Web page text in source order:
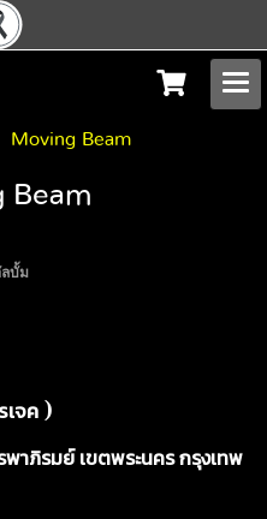
Moving Beam
Beam
บั้ม
เจค )
าภิรมย์ เขตพระนคร กรุงเทพ